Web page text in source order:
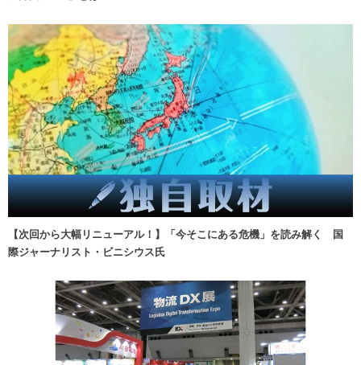
【次回から大幅リニューアル！】「今そこにある危機」を読み解く 国
際ジャーナリスト・ビニシウス氏